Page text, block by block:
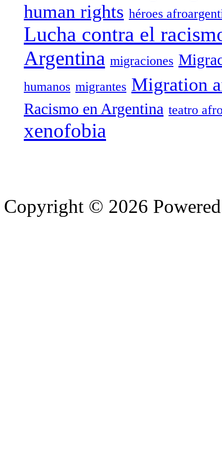
human rights héroes
Lucha contra el
Argentina migraciones
humanos migrantes Migration
Racismo en Argentina teatro
xenofobia
Copyright © 2026